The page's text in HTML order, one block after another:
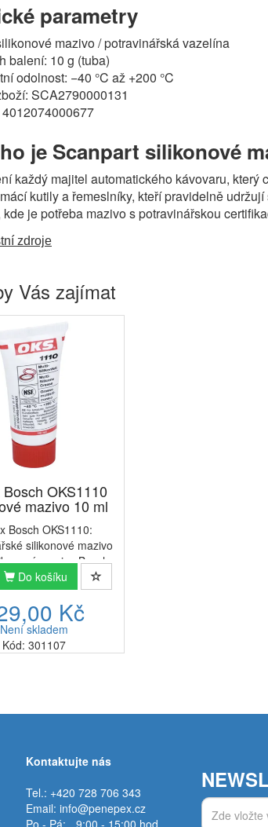
parametry
mazivo / potravinářská vazelína
balení: 10 g (tuba)
odolnost: −40 °C až +200 °C
SCA2790000131
je Scanpart silikonové
každý majitel automatického kávovaru,
kutily a řemeslníky, kteří pravidelně
kde je potřeba mazivo s potravinářskou
zdroje
Vás zajímat
OKS1110
mazivo 10 ml
Bosch OKS1110:
silikonové mazivo
mazivo Bosch
(balení 10 ml/10 g) je
vyvinutý speciálně
pohyblivých
částí. Díky své
pot...
Do košíku
Kč
Není skladem
Kód: 301107
Kontaktujte nás
Tel.: +420 728 706 343
Email: info@penepex.cz